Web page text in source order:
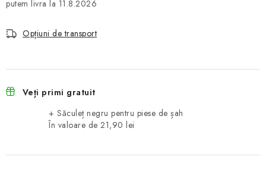
11.8.2026
Opțiuni de transport
Veți primi gratuit
+ Săculeț negru pentru piese de șah
În valoare de 21,90 lei